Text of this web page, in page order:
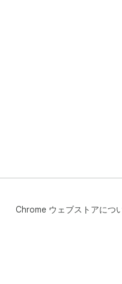
Chrome ウェブストアにつ